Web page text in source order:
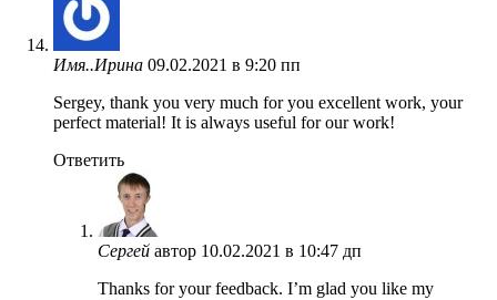
Имя..Ирина 09.02.2021 в 9:20 пп
Sergey, thank you very much for you excellent work, your
perfect material! It is always useful for our work!
Ответить
Сергей автор 10.02.2021 в 10:47 дп
Thanks for your feedback. I’m glad you like my